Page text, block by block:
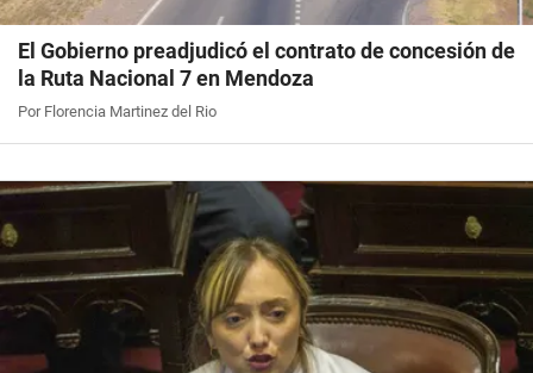
El Gobierno preadjudicó el contrato de concesión de
la Ruta Nacional 7 en Mendoza
Por Florencia Martinez del Rio